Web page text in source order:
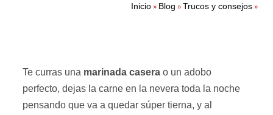
Inicio » Blog » Trucos y consejos »
Te curras una marinada casera o un adobo
perfecto, dejas la carne en la nevera toda la noche
pensando que va a quedar súper tierna, y al